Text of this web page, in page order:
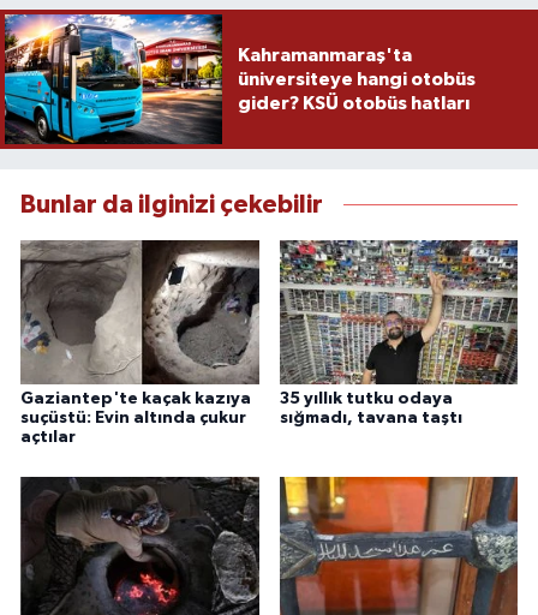
Kahramanmaraş'ta
üniversiteye hangi otobüs
gider? KSÜ otobüs hatları
Bunlar da ilginizi çekebilir
Gaziantep'te kaçak kazıya
suçüstü: Evin altında çukur
açtılar
35 yıllık tutku odaya
sığmadı, tavana taştı